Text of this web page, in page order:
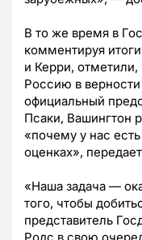
В то же время в
комментируя
и Керри,
Россию в верности
официальный
Псаки, Вашингтон
«почему у нас
оценках»,
«Наша задача —
того, чтобы
представитель